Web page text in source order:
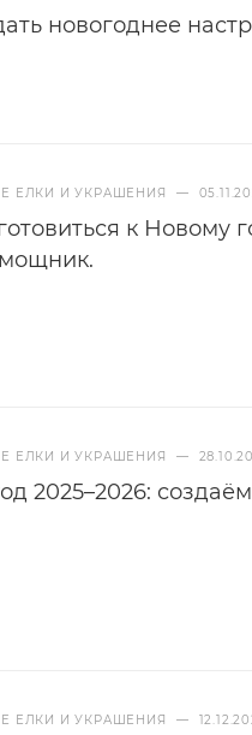
новогоднее
ЕЛКИ И УКРАШЕНИЯ —
к Новому
ЕЛКИ И УКРАШЕНИЯ —
2025–2026:
ЕЛКИ И УКРАШЕНИЯ —